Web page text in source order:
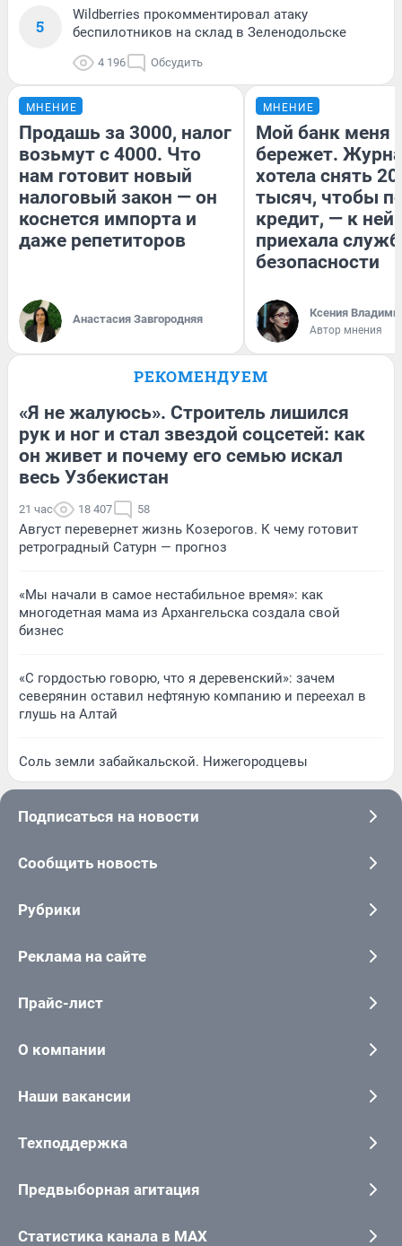
5
Wildberries прокомментировал атаку
беспилотников на склад в Зеленодольске
4 196 Обсудить
МНЕНИЕ
Продашь за 3000, налог
возьмут с 4000. Что
нам готовит новый
налоговый закон — он
коснется импорта и
даже репетиторов
Анастасия Завгородняя
МНЕНИЕ
Мой банк меня
бережет.
хотела снять
тысяч, чтобы
кредит, — к
приехала
безопасности
Ксения
Автор мнения
РЕКОМЕНДУЕМ
«Я не жалуюсь». Строитель лишился
рук и ног и стал звездой соцсетей: как
он живет и почему его семью искал
весь Узбекистан
21 час 18 407 58
Август перевернет жизнь Козерогов. К чему готовит
ретроградный Сатурн — прогноз
«Мы начали в самое нестабильное время»: как
многодетная мама из Архангельска создала свой
бизнес
«С гордостью говорю, что я деревенский»: зачем
северянин оставил нефтяную компанию и переехал в
глушь на Алтай
Соль земли забайкальской. Нижегородцевы
Подписаться на новости
Сообщить новость
Рубрики
Реклама на сайте
Прайс-лист
О компании
Наши вакансии
Техподдержка
Предвыборная агитация
Статистика канала в MAX